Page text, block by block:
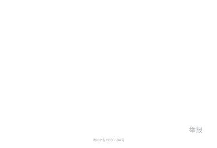
粤ICP备19150304号
举报